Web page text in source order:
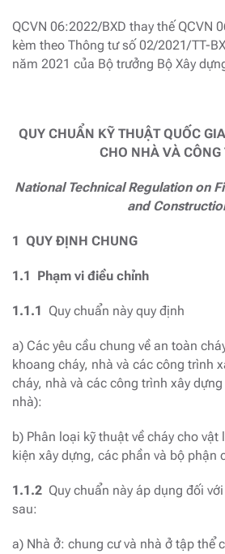
QCVN 06:2022/BXD thay thế QCVN
kèm theo Thông tư số 02/2021/TT-
năm 2021 của Bộ trưởng Bộ Xây
QUY CHUẨN KỸ THUẬT QUỐC
CHO NHÀ VÀ CÔNG
National Technical Regulation on
and
1 QUY ĐỊNH CHUNG
1.1 Phạm vi điều chỉnh
1.1.1 Quy chuẩn này quy định
a) Các yêu cầu chung về an toàn
khoang cháy, nhà và các công trình
cháy, nhà và các công trình xây
nhà):
b) Phân loại kỹ thuật về cháy cho vật
kiện xây dựng, các phần và bộ phận
1.1.2 Quy chuẩn này áp dụng đối
sau:
a) Nhà ở: chung cư và nhà ở tập thể